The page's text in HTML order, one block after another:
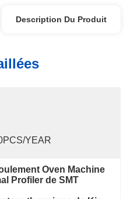
Description Du Produit
YEAR
Oven Machine
Profiler de SMT